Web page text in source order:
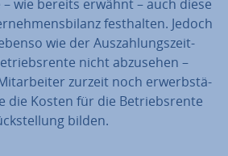
wie bereits erwähnt – auch diese
fest­hal­ten. Jedoch
wie der Aus­zah­lungs­zeit­
nicht abzusehen –
zurzeit noch er­werbs­tä­
die Kosten für die Be­triebs­ren­te
bilden.